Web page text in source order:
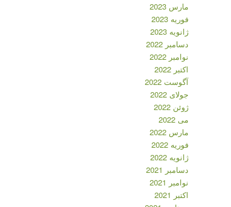
مارس 2023
فوریه 2023
ژانویه 2023
دسامبر 2022
نوامبر 2022
اکتبر 2022
آگوست 2022
جولای 2022
ژوئن 2022
می 2022
مارس 2022
فوریه 2022
ژانویه 2022
دسامبر 2021
نوامبر 2021
اکتبر 2021